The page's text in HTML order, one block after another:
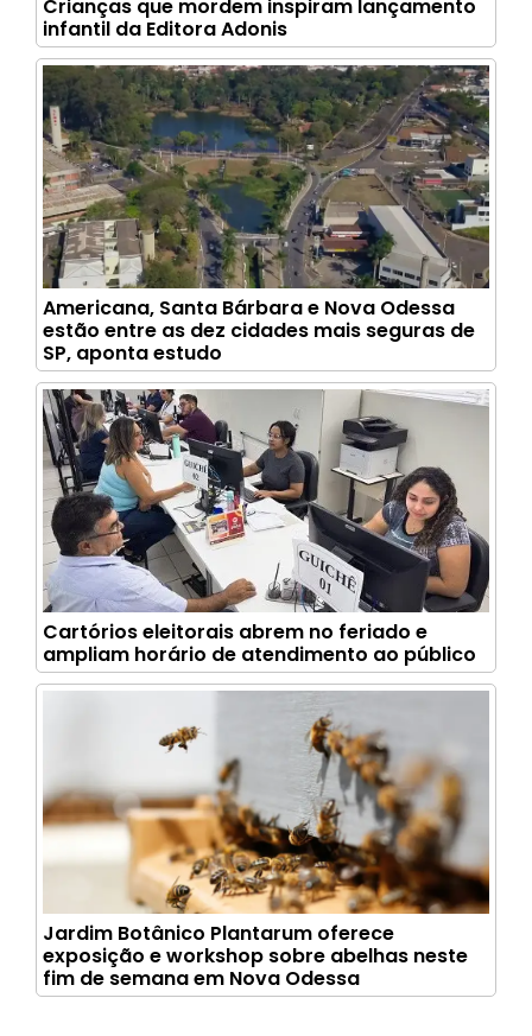
Crianças que mordem inspiram lançamento
infantil da Editora Adonis
Americana, Santa Bárbara e Nova Odessa
estão entre as dez cidades mais seguras de
SP, aponta estudo
Cartórios eleitorais abrem no feriado e
ampliam horário de atendimento ao público
Jardim Botânico Plantarum oferece
exposição e workshop sobre abelhas neste
fim de semana em Nova Odessa